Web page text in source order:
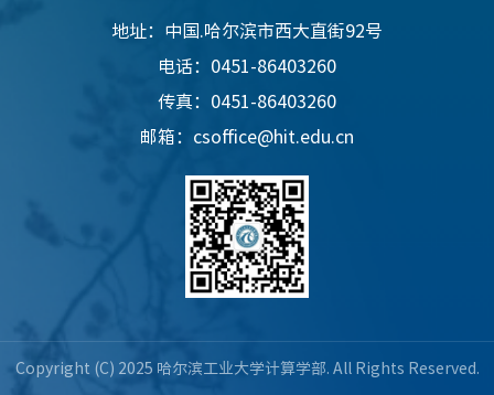
地址：中国.哈尔滨市西大直街92号
电话：0451-86403260
传真：0451-86403260
邮箱：csoffice@hit.edu.cn
Copyright (C) 2025 哈尔滨工业大学计算学部. All Rights Reserved.